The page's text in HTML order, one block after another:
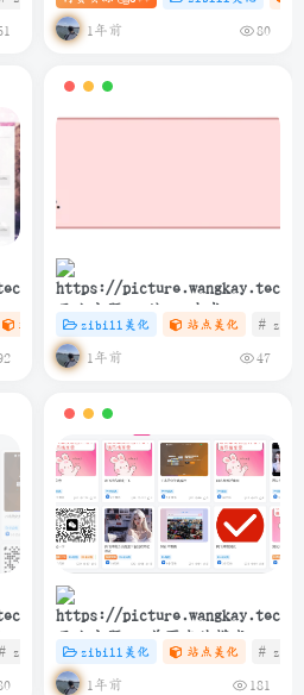
光样式[优化版]
1年前 80
站点美化 # 插件 # 站点美化 # 抖音
子比主题 – 纯PHP生成
sitemap.xml教程
zibill美化 站点美化 #
1年前 47
# zibll # C # 美化
子比主题 – 首页卡片模式一排
6个
zibill美化 站点美化 #
1年前 181